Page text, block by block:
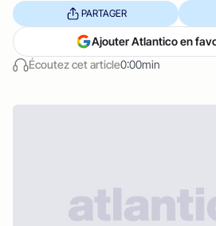
Écoutez cet article0:00min
PARTAGER
Ajouter Atlantico en